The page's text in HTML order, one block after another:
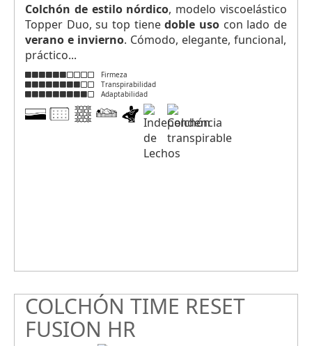
Colchón de estilo nórdico, modelo viscoelástico
Topper Duo, su top tienedoble uso con lado de
verano e invierno. Cómodo, elegante, funcional,
práctico...
Firmeza
Transpirabilidad
Adaptabilidad
COLCHÓN TIME RESET
FUSION HR